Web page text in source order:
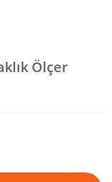
Ölçer